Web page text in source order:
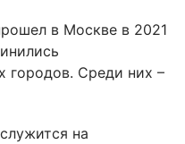
в Москве в 2021
городов. Среди них –
на